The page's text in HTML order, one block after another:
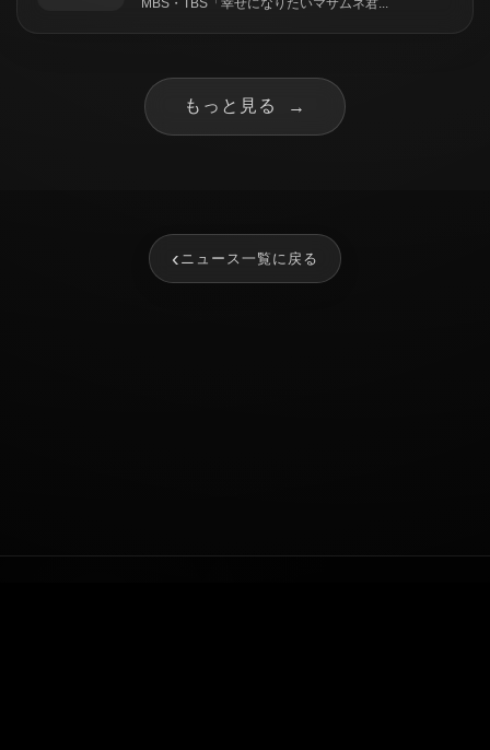
MBS・TBS「幸せになりたいマサムネ君...
もっと見る →
‹ ニュース一覧に戻る